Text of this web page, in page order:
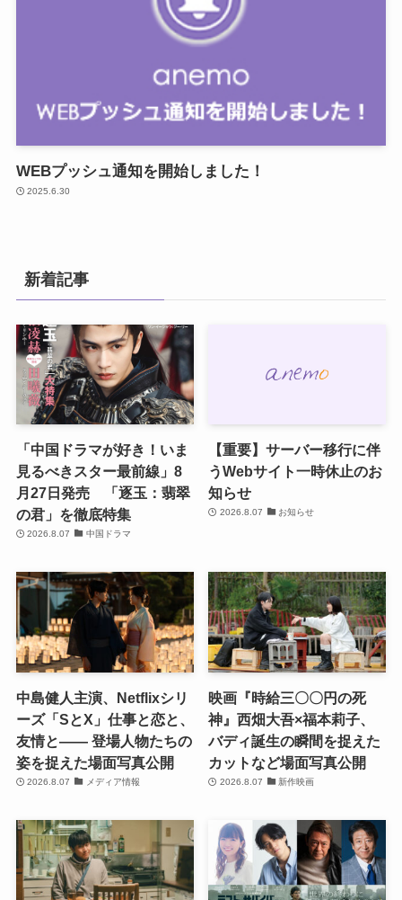
WEBプッシュ通知を開始しました！
2025.6.30
新着記事
「中国ドラマが好き！いま
見るべきスター最前線」8
月27日発売 「逐玉：翡翠
の君」を徹底特集
2026.8.07 中国ドラマ
【重要】サーバー移行に伴
うWebサイト一時休止のお
知らせ
2026.8.07 お知らせ
中島健人主演、Netflixシリ
ーズ「SとX」仕事と恋と、
友情と―― 登場人物たちの
姿を捉えた場面写真公開
2026.8.07 メディア情報
映画『時給三〇〇円の死
神』西畑大吾×福本莉子、
バディ誕生の瞬間を捉えた
カットなど場面写真公開
2026.8.07 新作映画